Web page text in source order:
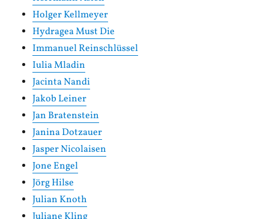
Holger Kellmeyer
Hydragea Must Die
Immanuel Reinschlüssel
Iulia Mladin
Jacinta Nandi
Jakob Leiner
Jan Bratenstein
Janina Dotzauer
Jasper Nicolaisen
Jone Engel
Jörg Hilse
Julian Knoth